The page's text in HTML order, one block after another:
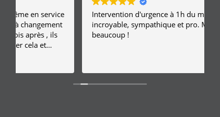
Intervention d'urgence à 1h du matin, réactivité
incroyable, sympathique et pro. Merci
beaucoup !